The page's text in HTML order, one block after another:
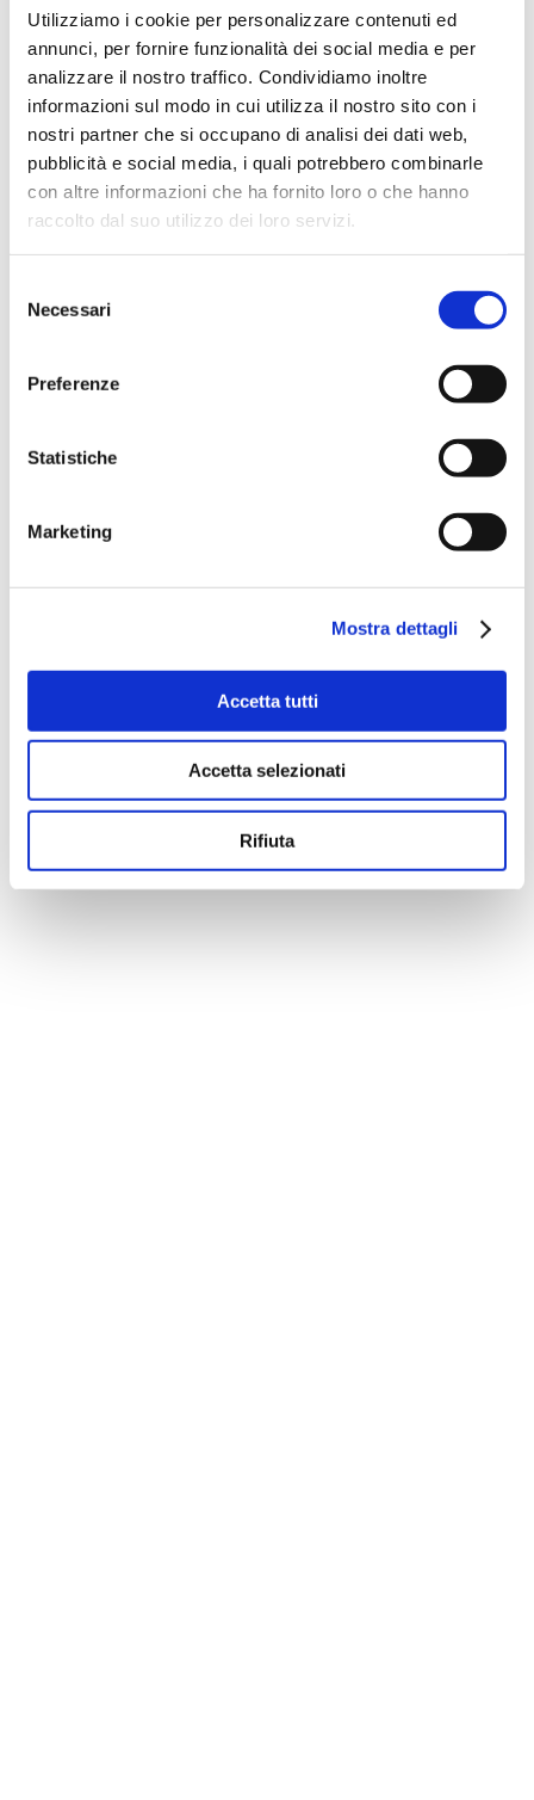
Utilizziamo i cookie per personalizzare contenuti ed
annunci, per fornire funzionalità dei social media e per
analizzare il nostro traffico. Condividiamo inoltre
informazioni sul modo in cui utilizza il nostro sito con i
nostri partner che si occupano di analisi dei dati web,
pubblicità e social media, i quali potrebbero combinarle
con altre informazioni che ha fornito loro o che hanno
raccolto dal suo utilizzo dei loro servizi.
delNecessari
Preferenze
Statistiche
Marketing
Mostra dettagli
Accetta tutti
Accetta selezionati
Rifiuta